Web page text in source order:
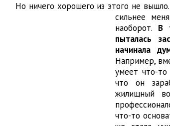
Но ничего хорошего из этого не
сильнее
наоборот. В
пыталась
начинала
Например,
умеет что-
что он
жилищный
что-то